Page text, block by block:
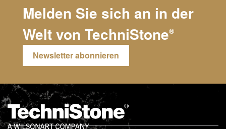
Oresi
Adresse:T.G.Masaryka 1078
Mladá Boleslav
Indeco
Adresse:Železná 160
Mladá Boleslav
293 01
Melden Sie sich an in der
Welt von TechniStone®
Newsletter abonnieren